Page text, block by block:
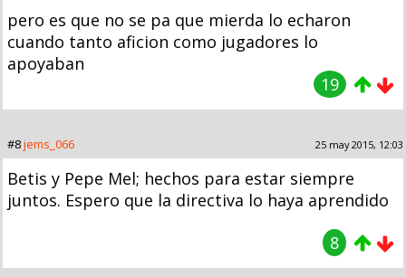
pero es que no se pa que mierda lo echaron
cuando tanto aficion como jugadores lo
apoyaban
19
#8jems_066 25 may 2015, 12:03
Betis y Pepe Mel; hechos para estar siempre
juntos. Espero que la directiva lo haya aprendido
8